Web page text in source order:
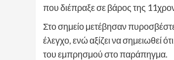
που διέπραξε σε βάρος της
Στο σημείο μετέβησαν
έλεγχο, ενώ αξίζει να σημειωθεί
του εμπρησμού στο παράπηγμα.